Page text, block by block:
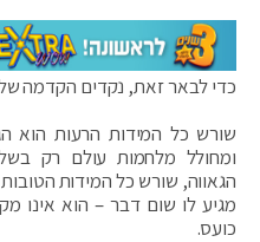
כדי לבאר זאת, נקדים הקדמה
שורש כל המידות הרעות הוא
ומחולל מלחמות עולם רק
הגאווה, שורש כל המידות
מגיע לו שום דבר – הוא אינו
כועס.